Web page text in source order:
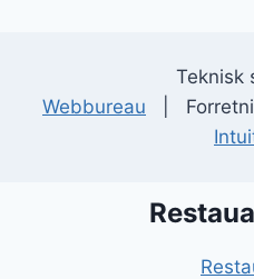
Teknisk
Webbureau |